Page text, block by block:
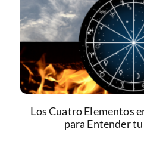
Los Cuatro Elementos
para Entender